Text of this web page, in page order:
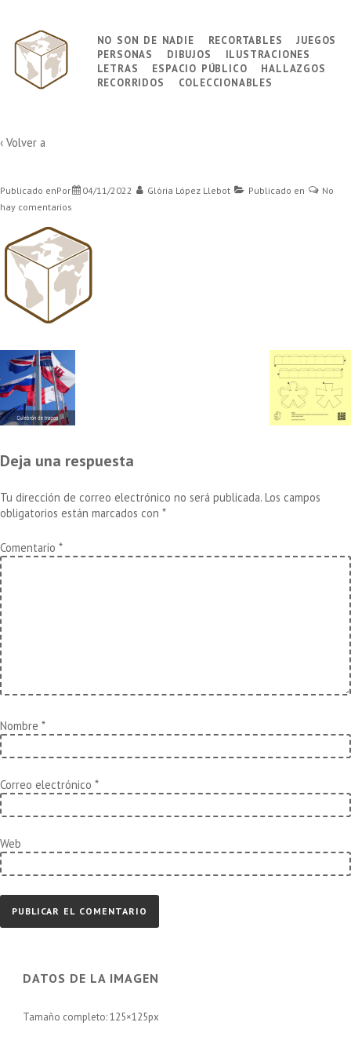
contenido
principal
Navegación
principal
no son de nadie recortables juegos
personas dibujos ilustraciones
letras espacio público hallazgos
recorridos coleccionables
‹ Volver a
Publicado enPor 04/11/2022 Glòria López Llebot Publicado en
No
hay comentarios
Deja una respuesta
Tu dirección de correo electrónico no será publicada. Los campos
obligatorios están marcados con *
Comentario *
Nombre *
Correo electrónico *
Web
DATOS DE LA IMAGEN
Tamaño completo:125×125px